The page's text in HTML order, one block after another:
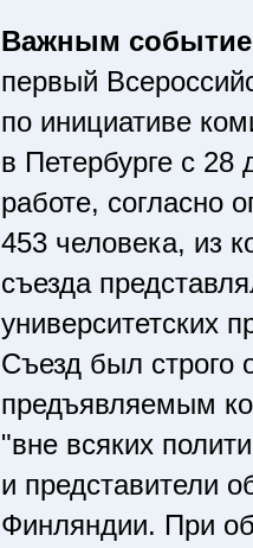
Важным
первый
по инициативе
в Петербурге с 28
работе, согласно
453 человека, из
съезда
университетских
Съезд был строго
предъявляемым
"вне всяких
и представители
Финляндии. При